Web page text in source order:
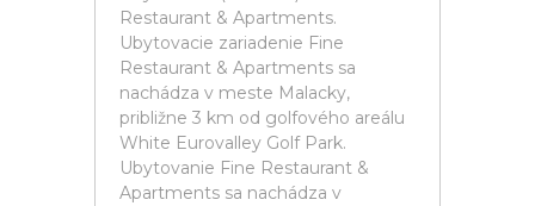
Restaurant & Apartments.
Ubytovacie zariadenie Fine
Restaurant & Apartments sa
nachádza v meste Malacky,
približne 3 km od golfového areálu
White Eurovalley Golf Park.
Ubytovanie Fine Restaurant &
Apartments sa nachádza v